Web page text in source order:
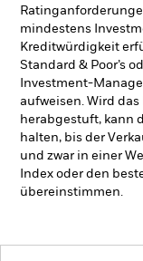
mindestens
Kreditwürdigkeit
Standard & Poor’s
Investment-
aufweisen. Wird
herabgestuft, kann
halten, bis der
und zwar in einer
Index oder den
übereinstimmen.